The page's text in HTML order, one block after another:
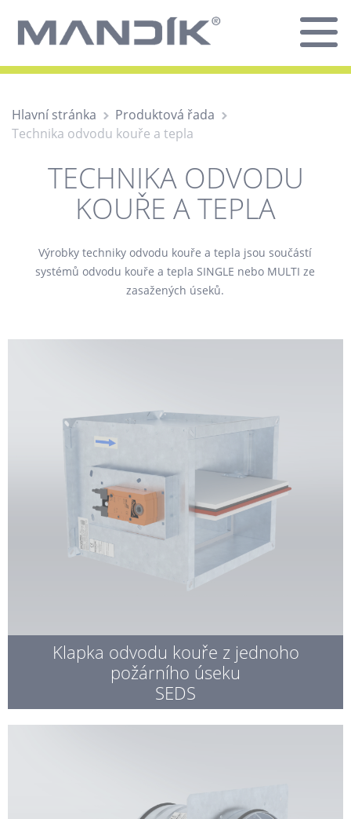
Hlavní stránka
Produktová řada
Technika odvodu kouře a tepla
TECHNIKA ODVODU
KOUŘE A TEPLA
Výrobky techniky odvodu kouře a tepla jsou součástí
systémů odvodu kouře a tepla SINGLE nebo MULTI ze
zasažených úseků.
Klapka odvodu kouře z jednoho
požárního úseku
SEDS